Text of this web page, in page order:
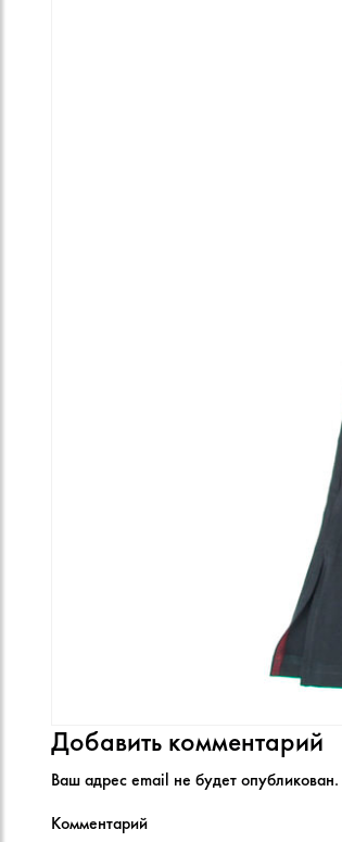
Добавить комментарий
Ваш адрес email не будет опубликован.
Комментарий